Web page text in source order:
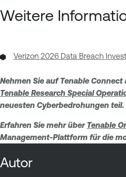
Weitere
Verizon 2026 Data Breach
Nehmen Sie auf Tenable
Tenable Research Special
neuesten Cyberbedrohungen teil.
Erfahren Sie mehr über Tenable
Management-Plattform für die
Autor